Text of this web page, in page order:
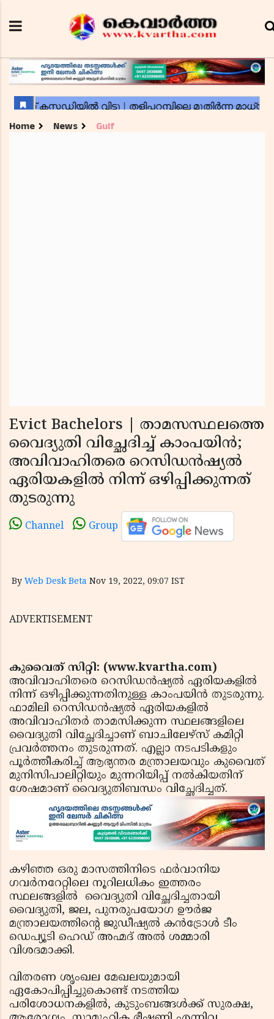
Home News Gulf
Evict Bachelors | താമസസ്ഥലത്തെ
വൈദ്യുതി വിച്ഛേദിച്ച് കാംപയിന്‍;
അവിവാഹിതരെ റെസിഡന്‍ഷ്യല്‍
ഏരിയകളില്‍ നിന്ന് ഒഴിപ്പിക്കുന്നത്
തുടരുന്നു
Channel Group
By Web Desk Beta Nov 19, 2022, 09:07 IST
ADVERTISEMENT
കുവൈത് സിറ്റി: (www.kvartha.com)
അവിവാഹിതരെ റെസിഡന്‍ഷ്യല്‍ ഏരിയകളില്‍
നിന്ന് ഒഴിപ്പിക്കുന്നതിനുള്ള കാംപയിന്‍ തുടരുന്നു.
ഫാമിലി റെസിഡന്‍ഷ്യല്‍ ഏരിയകളില്‍
അവിവാഹിതര്‍ താമസിക്കുന്ന സ്ഥലങ്ങളിലെ
വൈദ്യുതി വിച്ഛേദിച്ചാണ് ബാചിലേഴ്‌സ് കമിറ്റി
പ്രവര്‍ത്തനം തുടരുന്നത്. എല്ലാ നടപടികളും
പൂര്‍ത്തീകരിച്ച് ആഭ്യന്തര മന്ത്രാലയവും കുവൈത്
മുനിസിപാലിറ്റിയും മുന്നറിയിപ്പ് നല്‍കിയതിന്
ശേഷമാണ് വൈദ്യുതിബന്ധം വിച്ഛേദിച്ചത്.
കഴിഞ്ഞ ഒരു മാസത്തിനിടെ ഫര്‍വാനിയ
ഗവര്‍നറേറ്റിലെ നൂറിലധികം ഇത്തരം
സ്ഥലങ്ങളില്‍ വൈദ്യുതി വിച്ഛേദിച്ചതായി
വൈദ്യുതി, ജല, പുനരുപയോഗ ഊര്‍ജ
മന്ത്രാലയത്തിന്റെ ജുഡീഷ്യല്‍ കന്‍ട്രോള്‍ ടീം
ഡെപ്യൂടി ഹെഡ് അഹ്മദ് അല്‍ ശമ്മാരി
വിശദമാക്കി.
വിതരണ ശൃംഖല മേഖലയുമായി
ഏകോപിപ്പിച്ചുകൊണ്ട് നടത്തിയ
പരിശോധനകളില്‍, കുടുംബങ്ങള്‍ക്ക് സുരക്ഷ,